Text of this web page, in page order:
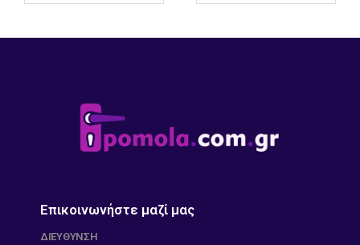
Επικοινωνήστε μαζί μας
ΔΙΕΎΘΥΝΣΗ